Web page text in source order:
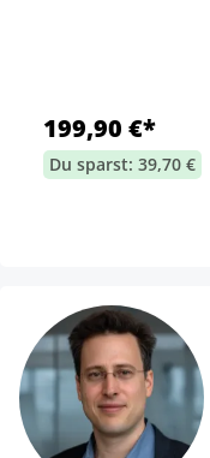
199,90 €*
Du sparst: 39,70 €